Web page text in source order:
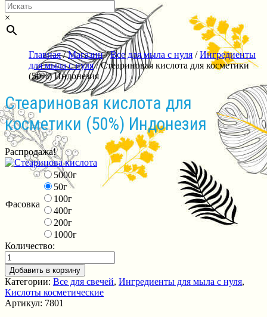
×
Главная/Магазин/Все для мыла с нуля /Ингредиенты
для мыла с нуля/ Стеариновая кислота для косметики
(50%) Индонезия
Стеариновая кислота для
косметики (50%) Индонезия
Распродажа!
Фасовка
5000г
50г
100г
400г
200г
1000г
Количество:
Добавить в корзину
Категории: Все для свечей, Ингредиенты для мыла с нуля,
Кислоты косметические
Артикул: 7801